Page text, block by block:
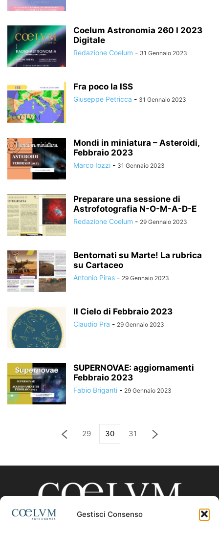
Gestisci Consenso
Coelum Astronomia 260 I 2023
Digitale
Redazione Coelum - 31 Gennaio 2023
Fra poco la ISS
Giuseppe Petricca - 31 Gennaio 2023
Mondi in miniatura – Asteroidi,
Febbraio 2023
Marco Iozzi - 31 Gennaio 2023
Preparare una sessione di
Astrofotografia N-O-M-A-D-E
Redazione Coelum - 29 Gennaio 2023
Bentornati su Marte! La rubrica
su Cartaceo
Antonio Piras - 29 Gennaio 2023
Il Cielo di Febbraio 2023
Claudio Pra - 29 Gennaio 2023
SUPERNOVAE: aggiornamenti
Febbraio 2023
Fabio Briganti - 29 Gennaio 2023
29 30 31